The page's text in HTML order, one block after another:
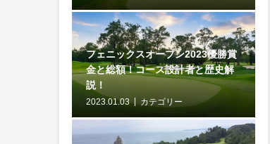
フェニックスオープン2023優勝賞
金と総額！コース設計者と歴史解
説！
2023.01.03 カテゴリー